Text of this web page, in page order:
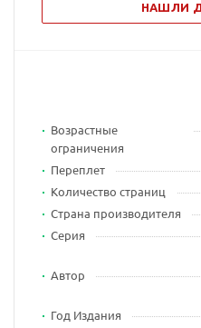
НАШЛИ
Возрастные
ограничения
Переплет
Количество страниц
Страна производителя
Серия
Автор
Год Издания